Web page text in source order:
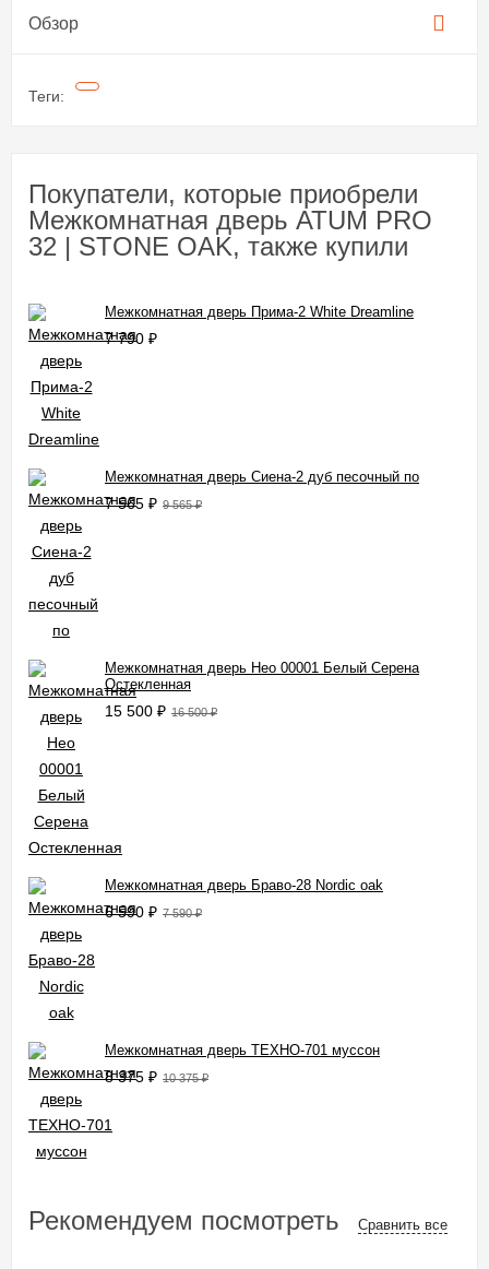
Обзор
Теги:
Покупатели, которые приобрели
Межкомнатная дверь ATUM PRO
32 | STONE OAK, также купили
Межкомнатная дверь Прима-2 White Dreamline
7 790 ₽
Межкомнатная дверь Сиена-2 дуб песочный по
7 565 ₽ 9 565₽
Межкомнатная дверь Нео 00001 Белый Серена
Остекленная
15 500 ₽ 16 500₽
Межкомнатная дверь Браво-28 Nordic oak
6 590 ₽ 7 590₽
Межкомнатная дверь ТЕХНО-701 муссон
8 375 ₽ 10 375₽
Рекомендуем посмотреть Сравнить все